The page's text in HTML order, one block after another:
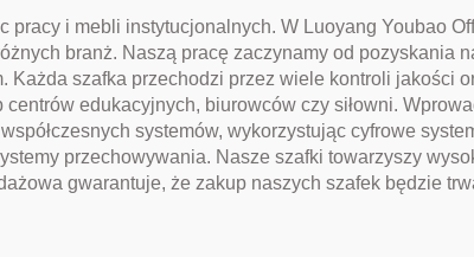
i mebli instytucjonalnych. W Luoyang Youbao
branż. Naszą pracę zaczynamy od pozyskania
szafka przechodzi przez wiele kontroli jakości
edukacyjnych, biurowców czy siłowni.
systemów, wykorzystując cyfrowe
przechowywania. Nasze szafki towarzyszy
gwarantuje, że zakup naszych szafek będzie